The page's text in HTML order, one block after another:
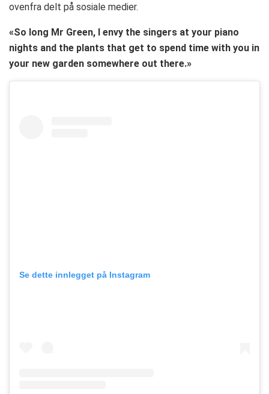
ovenfra delt på sosiale medier.
«So long Mr Green, I envy the singers at your piano
nights and the plants that get to spend time with you in
your new garden somewhere out there.»
Se dette innlegget på Instagram